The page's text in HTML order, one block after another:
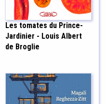
Les tomates du Prince-
Jardinier - Louis Albert
de Broglie